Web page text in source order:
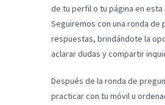
de tu perfil o tu página en esta
Seguiremos con una ronda de
respuestas, brindándote la
aclarar dudas y compartir
Después de la ronda de
practicar con tu móvil u